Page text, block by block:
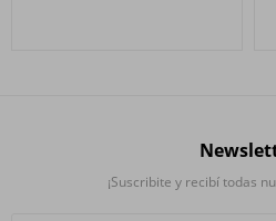
¡Suscribite y recibí todas